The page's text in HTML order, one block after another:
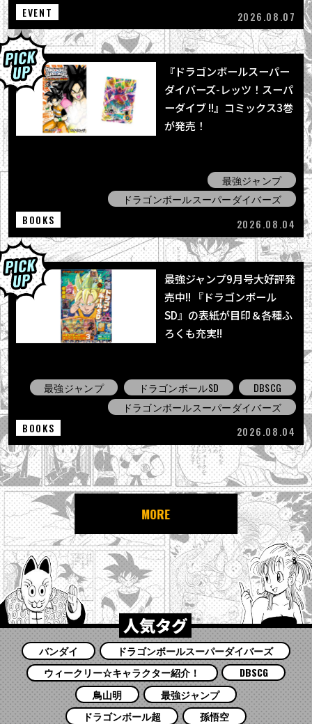
EVENT
2026.08.07
『ドラゴンボールスーパー
ダイバーズ-レッツ！スーパ
ーダイブ !!』コミックス3巻
が発売！
最強ジャンプ
ドラゴンボールスーパーダイバーズ
BOOKS
2026.08.04
最強ジャンプ9月号大好評発
売中!! 『ドラゴンボール
SD』の表紙が目印＆各種ふ
ろくも充実!!
最強ジャンプ ドラゴンボールSD
DBSCG
ドラゴンボールスーパーダイバーズ
BOOKS
2026.08.04
MORE
人気タグ
バンダイ
ドラゴンボールスーパーダイバーズ
ウィークリー☆キャラクター紹介！
DBSCG
鳥山明
最強ジャンプ
ドラゴンボール超
孫悟空